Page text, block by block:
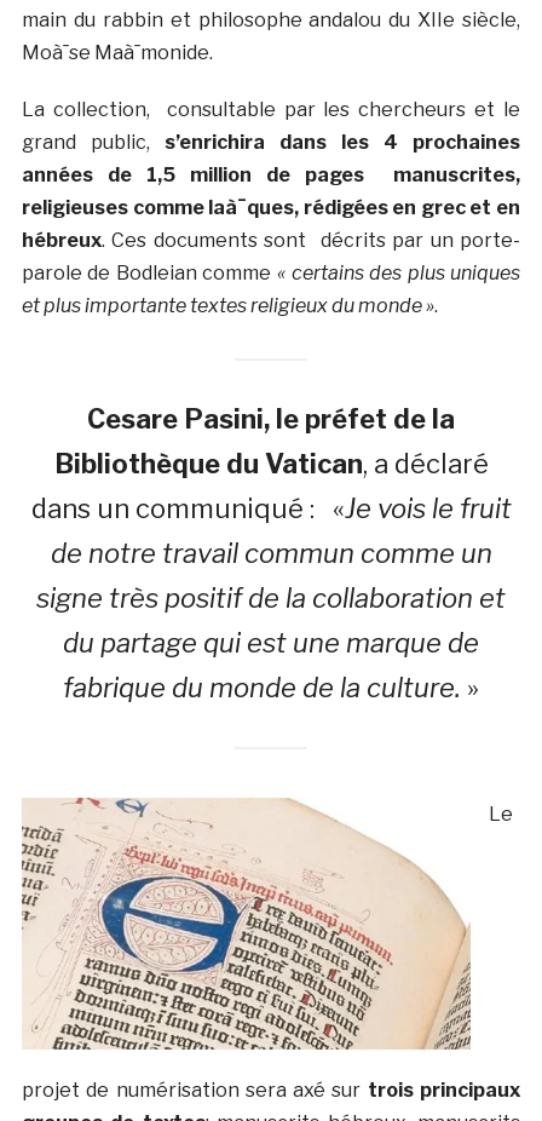
main du rabbin et philosophe andalou du XIIe siècle,
Moà¯se Maà¯monide.
La collection, consultable par les chercheurs et le
grand public, s’enrichira dans les 4 prochaines
années de 1,5 million de pages manuscrites,
religieuses comme laà¯ques, rédigées en grec et en
hébreux. Ces documents sont décrits par un porte-
parole de Bodleian comme « certains des plus uniques
et plus importante textes religieux du monde ».
Cesare Pasini, le préfet de la
Bibliothèque du Vatican, a déclaré
dans un communiqué : «Je vois le fruit
de notre travail commun comme un
signe très positif de la collaboration et
du partage qui est une marque de
fabrique du monde de la culture. »
Le
projet de numérisation sera axé sur trois principaux